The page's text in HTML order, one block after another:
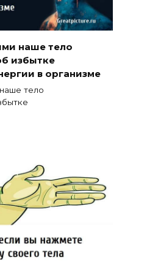
наше тело
избытке
в организме
тело